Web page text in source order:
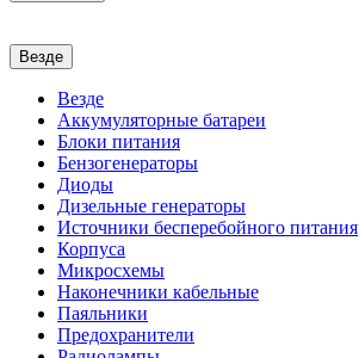
Везде
Везде
Аккумуляторные батареи
Блоки питания
Бензогенераторы
Диоды
Дизельные генераторы
Источники бесперебойного питания
Корпуса
Микросхемы
Наконечники кабельные
Паяльники
Предохранители